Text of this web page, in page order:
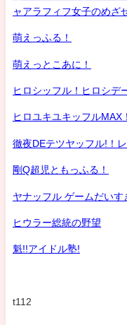
ャアラフィフ女子のめざ
萌えっふる！
萌えっとこあに！
ヒロシッフル！ヒロシデ
ヒロユキユキッフルMAX
徹夜DEテツヤッフル!！
剛Q超児ともっふる！
ヤナッフル ゲームだいす
ヒウラー総統の野望
魁!!アイドル塾!
t112